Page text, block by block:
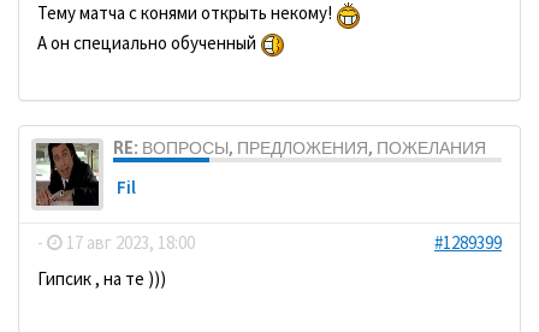
Тему матча с конями открыть некому!
А он специально обученный
RE: ВОПРОСЫ, ПРЕДЛОЖЕНИЯ, ПОЖЕЛАНИЯ
Fil
- 17 авг 2023, 18:00
#1289399
Гипсик , на те )))